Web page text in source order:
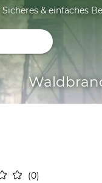
Sicheres & einfaches
0